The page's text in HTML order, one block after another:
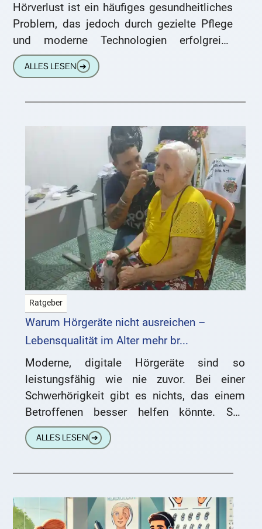
Hörverlust ist ein häufiges gesundheitliches
Problem, das jedoch durch gezielte Pflege
und moderne Technologien erfolgreich
behandelt werden kann. Obwohl er
Menschen jeden Alters betrifft, sind
ALLES LESEN ➔
Ratgeber
Warum Hörgeräte nicht ausreichen –
Lebensqualität im Alter mehr br...
Moderne, digitale Hörgeräte sind so
leistungsfähig wie nie zuvor. Bei einer
Schwerhörigkeit gibt es nichts, das einem
Betroffenen besser helfen könnte. Seit
Jahren plädiere ich dafür, dass die
Menschen Hörtests
ALLES LESEN ➔